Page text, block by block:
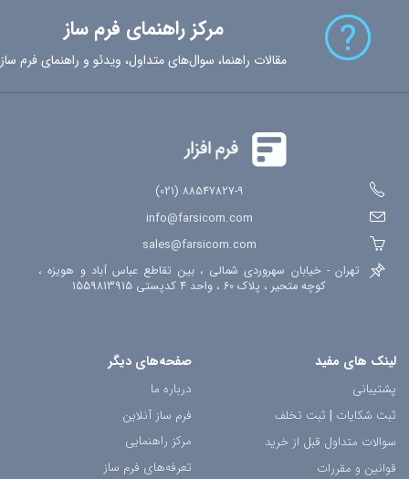
مرکز راهنمای فرم ساز
مقالات راهنما، سوال‌های متداول، ویدئو و راهنمای فرم ساز
88547827-9 (021)
info@farsicom.com
sales@farsicom.com
تهران - خیابان سهروردی شمالی ، بین تقاطع عباس آباد و هویزه ،
کوچه متحیر ، پلاک 60 ، واحد 4 کدپستی 1559813915
لینک های مفید
پشتیبانی
ثبت شکایات | ثبت تخلف
سوالات متداول قبل از خرید
قوانین و مقررات
صفحه‌های دیگر
درباره ما
فرم ساز آنلاین
مرکز راهنمایی
تعرفه‌های فرم ساز